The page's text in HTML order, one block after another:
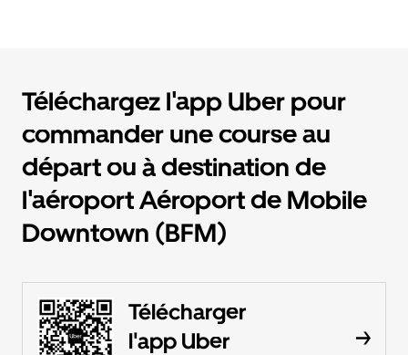
Téléchargez l'app Uber pour
commander une course au
départ ou à destination de
l'aéroport Aéroport de Mobile
Downtown (BFM)
Télécharger
l'app Uber